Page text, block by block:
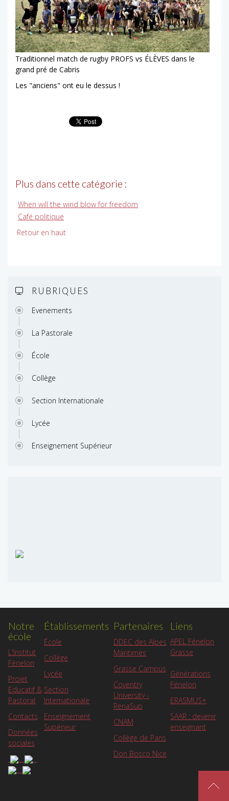
Traditionnel match de rugby PROFS vs ÉLÈVES dans le
grand pré de Cabris
Les "anciens" ont eu le dessus !
Plus dans cette catégorie :
When will the wind blow for freedom
Café politique
Retour en haut
RUBRIQUES
Evenements
La Pastorale
École
Collège
Section Internationale
Lycée
Enseignement Supérieur
Notre
école
L'Institut
Fénelon
Projet
Educatif &
Pastoral
Contacts
Données
sociales
Établissements
École
Collège
Lycée
Section
Internationale
Enseignement
Supérieur
Partenaires
DDEC des Alpes
Maritimes
Grasse Campus
Coventry
University -
RenaSup
CNAM
Collège de Paris
Don Bosco Nice
Liens
APEL Fénelon
Grasse
Générations
Fénelon
ERASMUS+
SAAR : devenir
enseignant